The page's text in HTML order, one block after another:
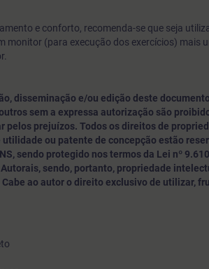
e conforto, recomenda-se que seja
monitor (para execução dos exercícios) mais
disseminação e/ou edição deste
sem a expressa autorização são
pelos prejuízos. Todos os direitos de
ou patente de concepção estão
sendo protegido nos termos da Lei nº
sendo, portanto, propriedade
Cabe ao autor o direito exclusivo de utilizar,